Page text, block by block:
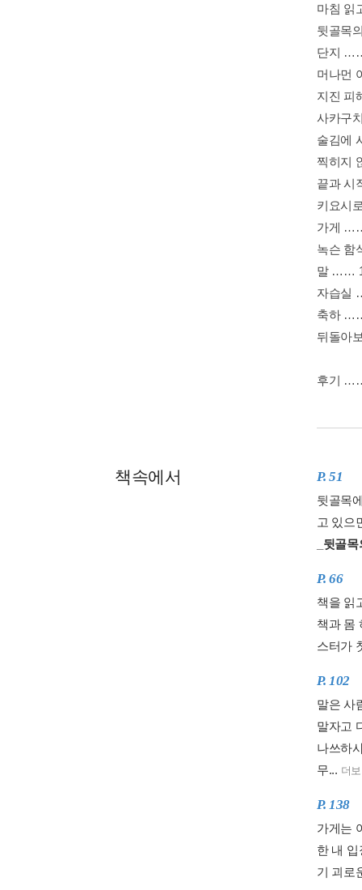
마침 읽
뒷골목
단지
머나먼
지진 피
사카구
술김에
찍히지
끝과
키요시
가게
녹슨 함
말 ……
자습실
축하
뒤돌아
후기
책속에서 P. 51
뒷골목
고 있으
_뒷골
P. 66
책을 읽
책과 몸
스터가
P. 102
말은 사
말자고
나쓰하
무... 더
P. 138
가게는
한 내
기 괴로